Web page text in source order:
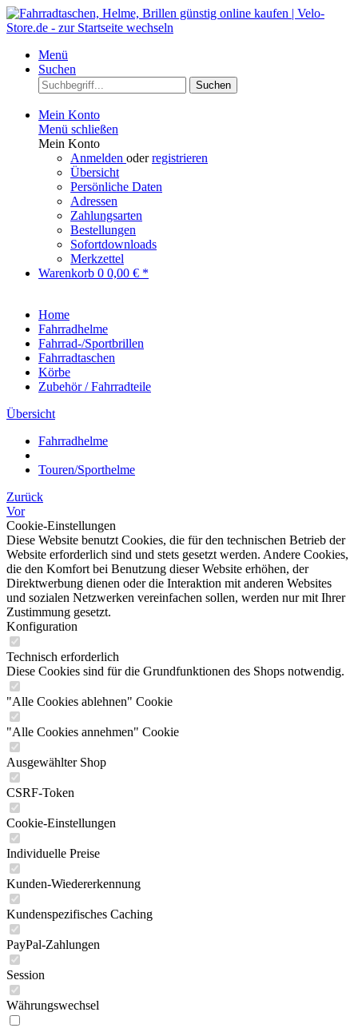
Menü
Suchen
Suchen
Mein Konto
Menü schließen
Mein Konto
Anmelden oderregistrieren
Übersicht
Persönliche Daten
Adressen
Zahlungsarten
Bestellungen
Sofortdownloads
Merkzettel
Warenkorb 0 0,00 € *
Home
Fahrradhelme
Fahrrad-/Sportbrillen
Fahrradtaschen
Körbe
Zubehör / Fahrradteile
Übersicht
Fahrradhelme
Touren/Sporthelme
Zurück
Vor
Cookie-Einstellungen
Diese Website benutzt Cookies, die für den technischen Betrieb der
Website erforderlich sind und stets gesetzt werden. Andere Cookies,
die den Komfort bei Benutzung dieser Website erhöhen, der
Direktwerbung dienen oder die Interaktion mit anderen Websites
und sozialen Netzwerken vereinfachen sollen, werden nur mit Ihrer
Zustimmung gesetzt.
Konfiguration
Technisch erforderlich
Diese Cookies sind für die Grundfunktionen des Shops notwendig.
"Alle Cookies ablehnen" Cookie
"Alle Cookies annehmen" Cookie
Ausgewählter Shop
CSRF-Token
Cookie-Einstellungen
Individuelle Preise
Kunden-Wiedererkennung
Kundenspezifisches Caching
PayPal-Zahlungen
Session
Währungswechsel